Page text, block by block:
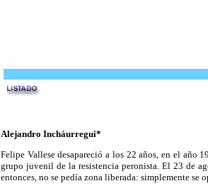
Alejandro Incháurregui*
Felipe Vallese desapareció a los 22 años, en el año
grupo juvenil de la resistencia peronista. El 23 de
entonces, no se pedía zona liberada: simplemente se